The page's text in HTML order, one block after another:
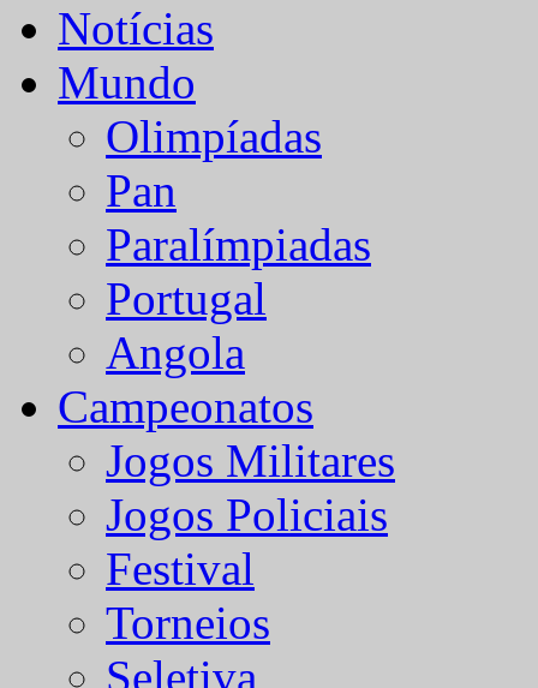
Notícias
Mundo
Olimpíadas
Pan
Paralímpiadas
Portugal
Angola
Campeonatos
Jogos Militares
Jogos Policiais
Festival
Torneios
Seletiva